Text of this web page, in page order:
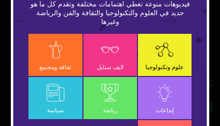
Play
Video
كلب خاص لحماية الميدالية الذهبية
فيديوهات منوعة تغطي اهتمامات مختلفة وتقدم كل ما هو
جديد في العلوم والتكنولوجيا والثقافة والفن والرياضة
وغيرها
علوم وتكنولوجيا لايف ستايل ثقافة ومجتمع
إبداعات رياضة سياسة